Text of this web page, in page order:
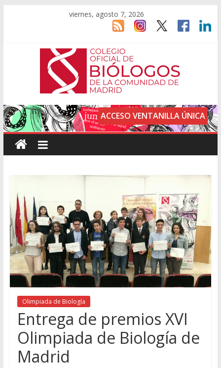
viernes, agosto 7, 2026
ACCESO VENTANILLA ÚNICA
Olimpiada de Biología
Entrega de premios XVI
Olimpiada de Biología de
Madrid